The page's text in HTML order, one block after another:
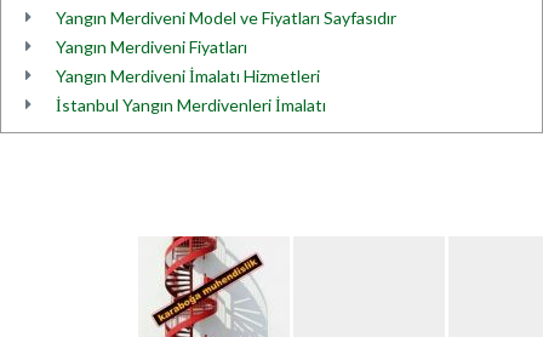
Yangın Merdiveni Model ve Fiyatları Sayfasıdır
Yangın Merdiveni Fiyatları
Yangın Merdiveni İmalatı Hizmetleri
İstanbul Yangın Merdivenleri İmalatı